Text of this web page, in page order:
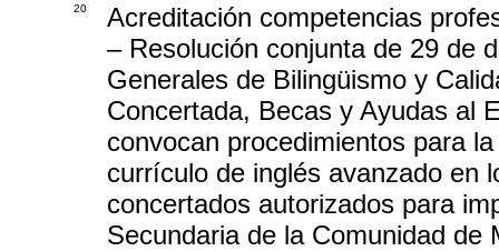
20
Acreditación competencias
– Resolución conjunta de 29 de
Generales de Bilingüismo y
Concertada, Becas y Ayudas al
convocan procedimientos para
currículo de inglés avanzado en
concertados autorizados para
Secundaria de la Comunidad de